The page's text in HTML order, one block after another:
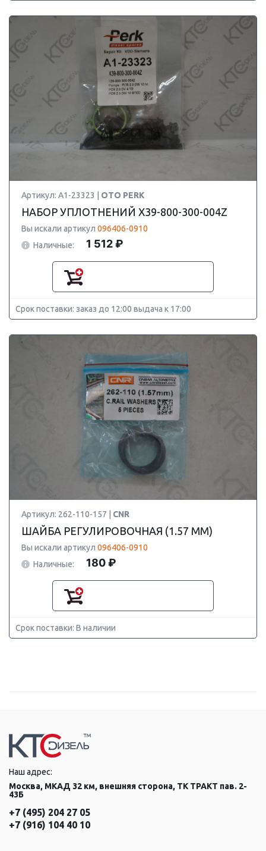
Артикул: A1-23323 | OTO PERK
НАБОР УПЛОТНЕНИЙ X39-800-300-004Z
Вы искали артикул 096406-0910
Наличные:
1 512 ₽
Срок поставки: заказ до 12:00 выдача к 17:00
Артикул: 262-110-157 | CNR
ШАЙБА РЕГУЛИРОВОЧНАЯ (1.57 MM)
Вы искали артикул 096406-0910
Наличные:
180 ₽
Срок поставки: В наличии
Наш адрес:
Москва, МКАД 32 км, внешняя сторона, ТК ТРАКТ пав. 2-
43Б
+7 (495) 204 27 05
+7 (916) 104 40 10